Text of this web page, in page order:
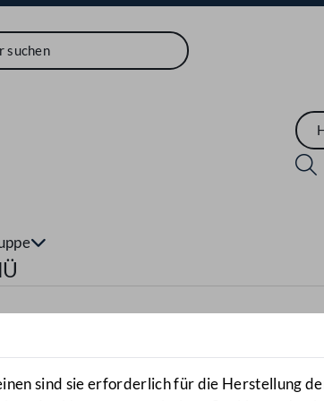
English
öffnen
sind sie erforderlich für die Herstellung